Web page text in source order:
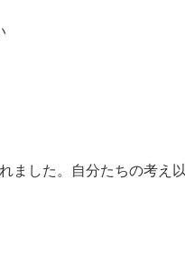
ました。自分たちの考